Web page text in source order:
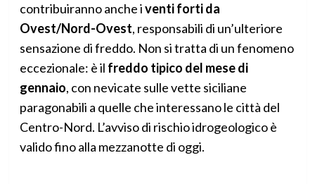
contribuiranno anche iventi forti da
Ovest/Nord-Ovest, responsabili di un’ulteriore
sensazione di freddo. Non si tratta di un fenomeno
eccezionale: è il freddo tipico del mese di
gennaio, con nevicate sulle vette siciliane
paragonabili a quelle che interessano le città del
Centro-Nord. L’avviso di rischio idrogeologico è
valido fino alla mezzanotte di oggi.